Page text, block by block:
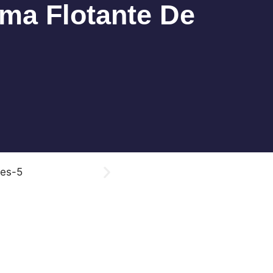
ContactoFlotante De